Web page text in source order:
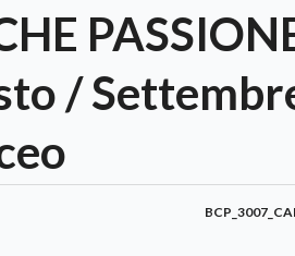
/